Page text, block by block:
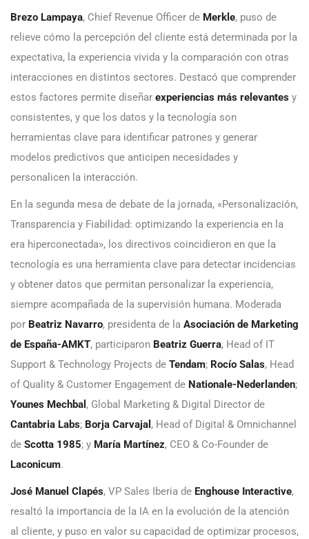
Brezo Lampaya, Chief Revenue Officer de Merkle, puso de
relieve cómo la percepción del cliente está determinada por la
expectativa, la experiencia vivida y la comparación con otras
interacciones en distintos sectores. Destacó que comprender
estos factores permite diseñar experiencias más relevantes y
consistentes, y que los datos y la tecnología son
herramientas clave para identificar patrones y generar
modelos predictivos que anticipen necesidades y
personalicen la interacción.
En la segunda mesa de debate de la jornada, «Personalización,
Transparencia y Fiabilidad: optimizando la experiencia en la
era hiperconectada», los directivos coincidieron en que la
tecnología es una herramienta clave para detectar incidencias
y obtener datos que permitan personalizar la experiencia,
siempre acompañada de la supervisión humana. Moderada
por Beatriz Navarro, presidenta de la Asociación de Marketing
de España-AMKT, participaron Beatriz Guerra, Head of IT
Support & Technology Projects de Tendam; Rocío Salas, Head
of Quality & Customer Engagement de Nationale-Nederlanden;
Younes Mechbal , Global Marketing & Digital Director de
Cantabria Labs; Borja Carvajal , Head of Digital & Omnichannel
de Scotta 1985; y María Martínez, CEO & Co-Founder de
Laconicum.
José Manuel Clapés, VP Sales Iberia de Enghouse Interactive,
resaltó la importancia de la IA en la evolución de la atención
al cliente, y puso en valor su capacidad de optimizar procesos,